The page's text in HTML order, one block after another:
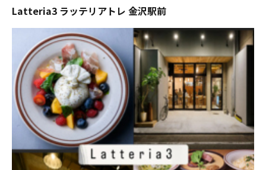
Latteria3 ラッテリアトレ 金沢駅前